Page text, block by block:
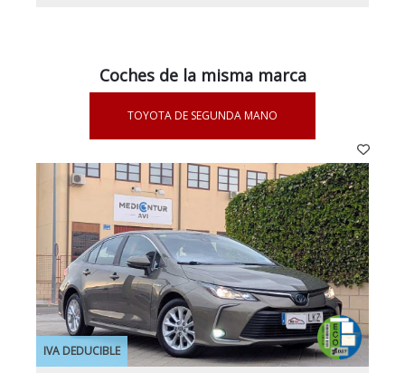
Coches de la misma marca
TOYOTA DE SEGUNDA MANO
IVA DEDUCIBLE